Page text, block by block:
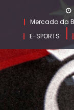
content
Mercado da
E-SPORTS